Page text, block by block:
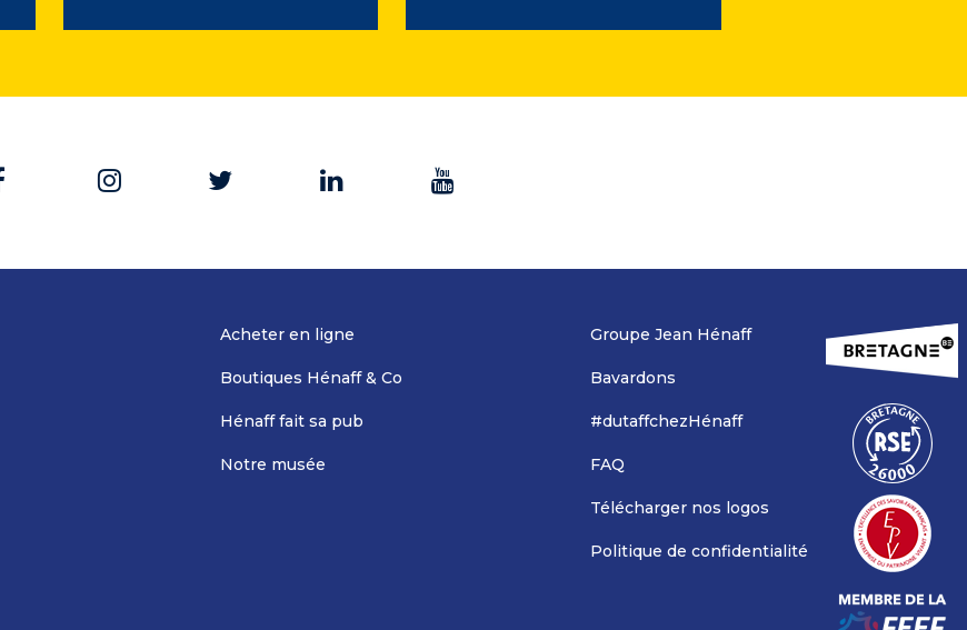
Acheter en ligne
Boutiques Hénaff & Co
Hénaff fait sa pub
Notre musée
Groupe Jean Hénaff
Bavardons
#dutaffchezHénaff
FAQ
Télécharger nos logos
Politique de confidentialité